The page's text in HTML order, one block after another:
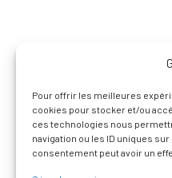
Pour offrir les meilleures
cookies pour stocker et/ou
ces technologies nous
navigation ou les ID uniques
consentement peut avoir un